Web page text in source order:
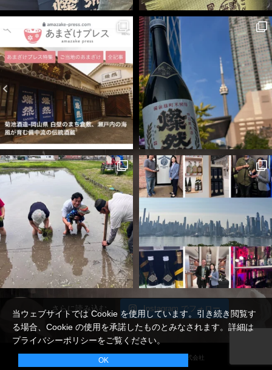
当ウェブサイトでは Cookie を使用しています。引き続き閲覧す
る場合、Cookie の使用を承諾したものとみなされます。詳細は
プライバシーポリシーをご覧ください。
OK
さらに読み込む Instagram でフォロー
Copyright© - All Rights Reserved 菊池酒造 株式会社